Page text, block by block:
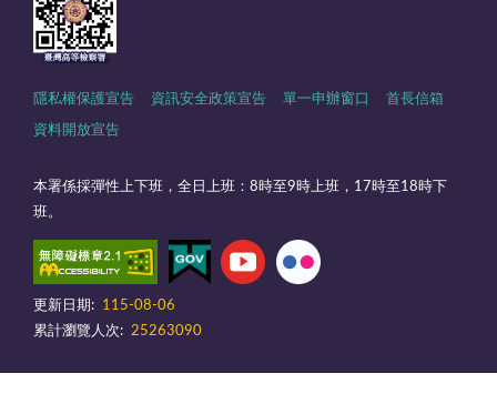
隱私權保護宣告 資訊安全政策宣告 單一申辦窗口 首長信箱
資料開放宣告
本署係採彈性上下班，全日上班：8時至9時上班，17時至18時下
班。
更新日期:
115-08-06
累計瀏覽人次: 25263090